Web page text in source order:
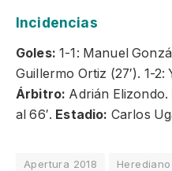
Incidencias
Goles: 1-1: Manuel
Guillermo Ortiz (27′). 1-2:
Árbitro: Adrián Elizondo.
al 66′. Estadio: Carlos
Apertura 2018 Herediano